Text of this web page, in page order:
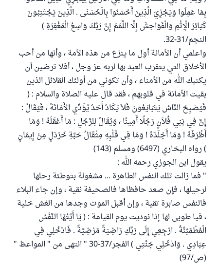
بِمَا عَمِلُوا وَيَجْزِيَ الَّذِينَ أَحْسَنُوا بِالْحُسْنَى . الَّذِينَ يَجْتَنِبُونَ
كَبَائِرَ الْإِثْمِ وَالْفَوَاحِشَ إِلَّا اللَّمَمَ إِنَّ رَبَّكَ وَاسِعُ الْمَغْفِرَةِ )
النجم/31-32.
واعلمي أن الأمانة أول ما ينزع من هذه الأمة ، وأنها من أحب
الأخلاق التي يتقرب العبد بها لربه عز وجل ، أفلا ترضين أن
يكتبك الله من الأمناء ، وأن تكوني من أولئك القلائل الذين
بقيت الأمانة في قلوبهم ، فقد قال عليه الصلاة والسلام : (
فَيُصْبِحُ النَّاسُ يَتَبَايَعُونَ فَلاَ يَكَادُ أَحَدٌ يُؤَدِّي الأَمَانَةَ ، فَيُقَالُ :
إِنَّ فِي بَنِي فُلاَنٍ رَجُلًا أَمِينًا ، وَيُقَالُ لِلرَّجُلِ : مَا أَعْقَلَهُ ! وَمَا
أَظْرَفَهُ ! وَمَا أَجْلَدَهُ ! وَمَا فِي قَلْبِهِ مِثْقَالُ حَبَّةِ خَرْدَلٍ مِنْ إِيمَانٍ
) رواه البخاري (6497) ومسلم (143)
يقول ابن الجوزي رحمه الله :
" فما زالت تلك النفس الطاهرة ... مشغولة بتوطئة رحلها
لرحيلها ، فإن صعد حافظاها فالصحيفة نقية ، وإن جاء البلاء
فالنفس صابرة تقية ، وإن أقبل الموت وجدها من الغش خلية
، فيا طوبى لها إذا نوديت يوم القيامة : ( يَا أَيَّتُهَا النَّفْسُ
الْمُطْمَئِنَّةُ . ارْجِعِي إِلَى رَبِّكِ رَاضِيَةً مَرْضِيَّةً . فَادْخُلِي فِي
عِبَادِي . وَادْخُلِي جَنَّتِي ) الفجر/37-30 " انتهى من " المواعظ "
(ص/97)